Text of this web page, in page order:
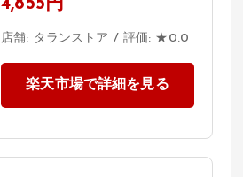
4,855円
店舗: タランストア / 評価: ★0.0
楽天市場で詳細を見る